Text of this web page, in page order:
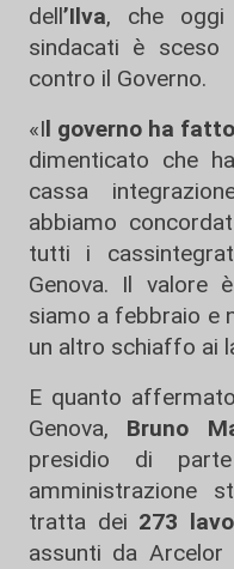
dell’Ilva, che oggi
sindacati è
contro il Governo.
«Il governo ha
dimenticato che
cassa
abbiamo
tutti i
Genova. Il valore
siamo a febbraio e
un altro schiaffo ai
E quanto
Genova, Bruno
presidio di
amministrazione
tratta dei 273
assunti da